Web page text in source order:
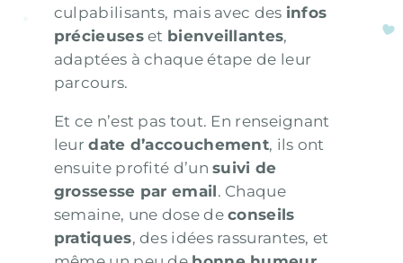
culpabilisants, mais avec des infos
précieuseset bienveillantes,
adaptées à chaque étape de leur
parcours.
Et ce n’est pas tout. En renseignant
leurdate d’accouchement, ils ont
ensuite profité d’unsuivi de
grossesse par email. Chaque
semaine, une dose deconseils
pratiques, des idées rassurantes, et